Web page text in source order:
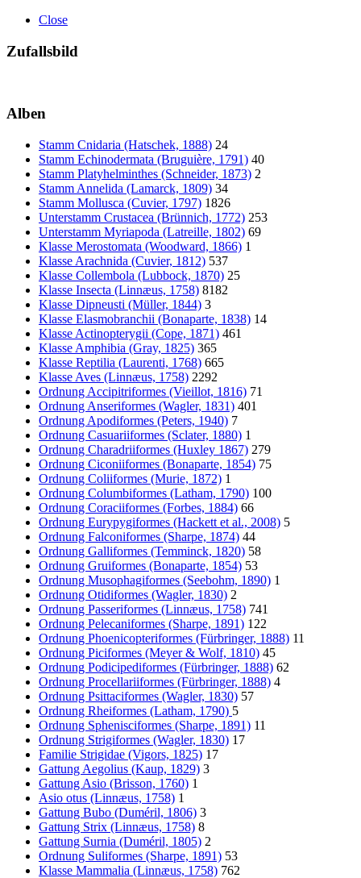
Close
Zufallsbild
Alben
Stamm Cnidaria (Hatschek, 1888) 24
Stamm Echinodermata (Bruguière, 1791) 40
Stamm Platyhelminthes (Schneider, 1873) 2
Stamm Annelida (Lamarck, 1809) 34
Stamm Mollusca (Cuvier, 1797) 1826
Unterstamm Crustacea (Brünnich, 1772) 253
Unterstamm Myriapoda (Latreille, 1802) 69
Klasse Merostomata (Woodward, 1866) 1
Klasse Arachnida (Cuvier, 1812) 537
Klasse Collembola (Lubbock, 1870) 25
Klasse Insecta (Linnæus, 1758) 8182
Klasse Dipneusti (Müller, 1844) 3
Klasse Elasmobranchii (Bonaparte, 1838) 14
Klasse Actinopterygii (Cope, 1871) 461
Klasse Amphibia (Gray, 1825) 365
Klasse Reptilia (Laurenti, 1768) 665
Klasse Aves (Linnæus, 1758) 2292
Ordnung Accipitriformes (Vieillot, 1816) 71
Ordnung Anseriformes (Wagler, 1831) 401
Ordnung Apodiformes (Peters, 1940) 7
Ordnung Casuariiformes (Sclater, 1880) 1
Ordnung Charadriiformes (Huxley 1867) 279
Ordnung Ciconiiformes (Bonaparte, 1854) 75
Ordnung Coliiformes (Murie, 1872) 1
Ordnung Columbiformes (Latham, 1790) 100
Ordnung Coraciiformes (Forbes, 1884) 66
Ordnung Eurypygiformes (Hackett et al., 2008) 5
Ordnung Falconiformes (Sharpe, 1874) 44
Ordnung Galliformes (Temminck, 1820) 58
Ordnung Gruiformes (Bonaparte, 1854) 53
Ordnung Musophagiformes (Seebohm, 1890) 1
Ordnung Otidiformes (Wagler, 1830) 2
Ordnung Passeriformes (Linnæus, 1758) 741
Ordnung Pelecaniformes (Sharpe, 1891) 122
Ordnung Phoenicopteriformes (Fürbringer, 1888) 11
Ordnung Piciformes (Meyer & Wolf, 1810) 45
Ordnung Podicipediformes (Fürbringer, 1888) 62
Ordnung Procellariiformes (Fürbringer, 1888) 4
Ordnung Psittaciformes (Wagler, 1830) 57
Ordnung Rheiformes (Latham, 1790) 5
Ordnung Sphenisciformes (Sharpe, 1891) 11
Ordnung Strigiformes (Wagler, 1830) 17
Familie Strigidae (Vigors, 1825) 17
Gattung Aegolius (Kaup, 1829) 3
Gattung Asio (Brisson, 1760) 1
Asio otus (Linnæus, 1758) 1
Gattung Bubo (Duméril, 1806) 3
Gattung Strix (Linnæus, 1758) 8
Gattung Surnia (Duméril, 1805) 2
Ordnung Suliformes (Sharpe, 1891) 53
Klasse Mammalia (Linnæus, 1758) 762